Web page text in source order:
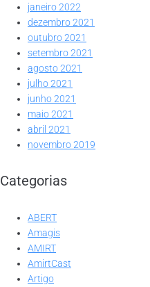
janeiro 2022
dezembro 2021
outubro 2021
setembro 2021
agosto 2021
julho 2021
junho 2021
maio 2021
abril 2021
novembro 2019
Categorias
ABERT
Amagis
AMIRT
AmirtCast
Artigo